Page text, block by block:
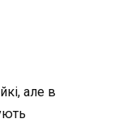
але в